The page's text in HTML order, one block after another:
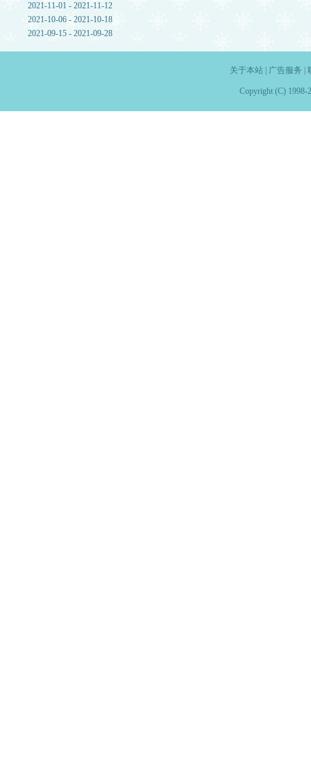
2021-11-01 - 2021-11-12
2021-10-06 - 2021-10-18
2021-09-15 - 2021-09-28
关于本站| 广告服务
Copyright (C) 1998-